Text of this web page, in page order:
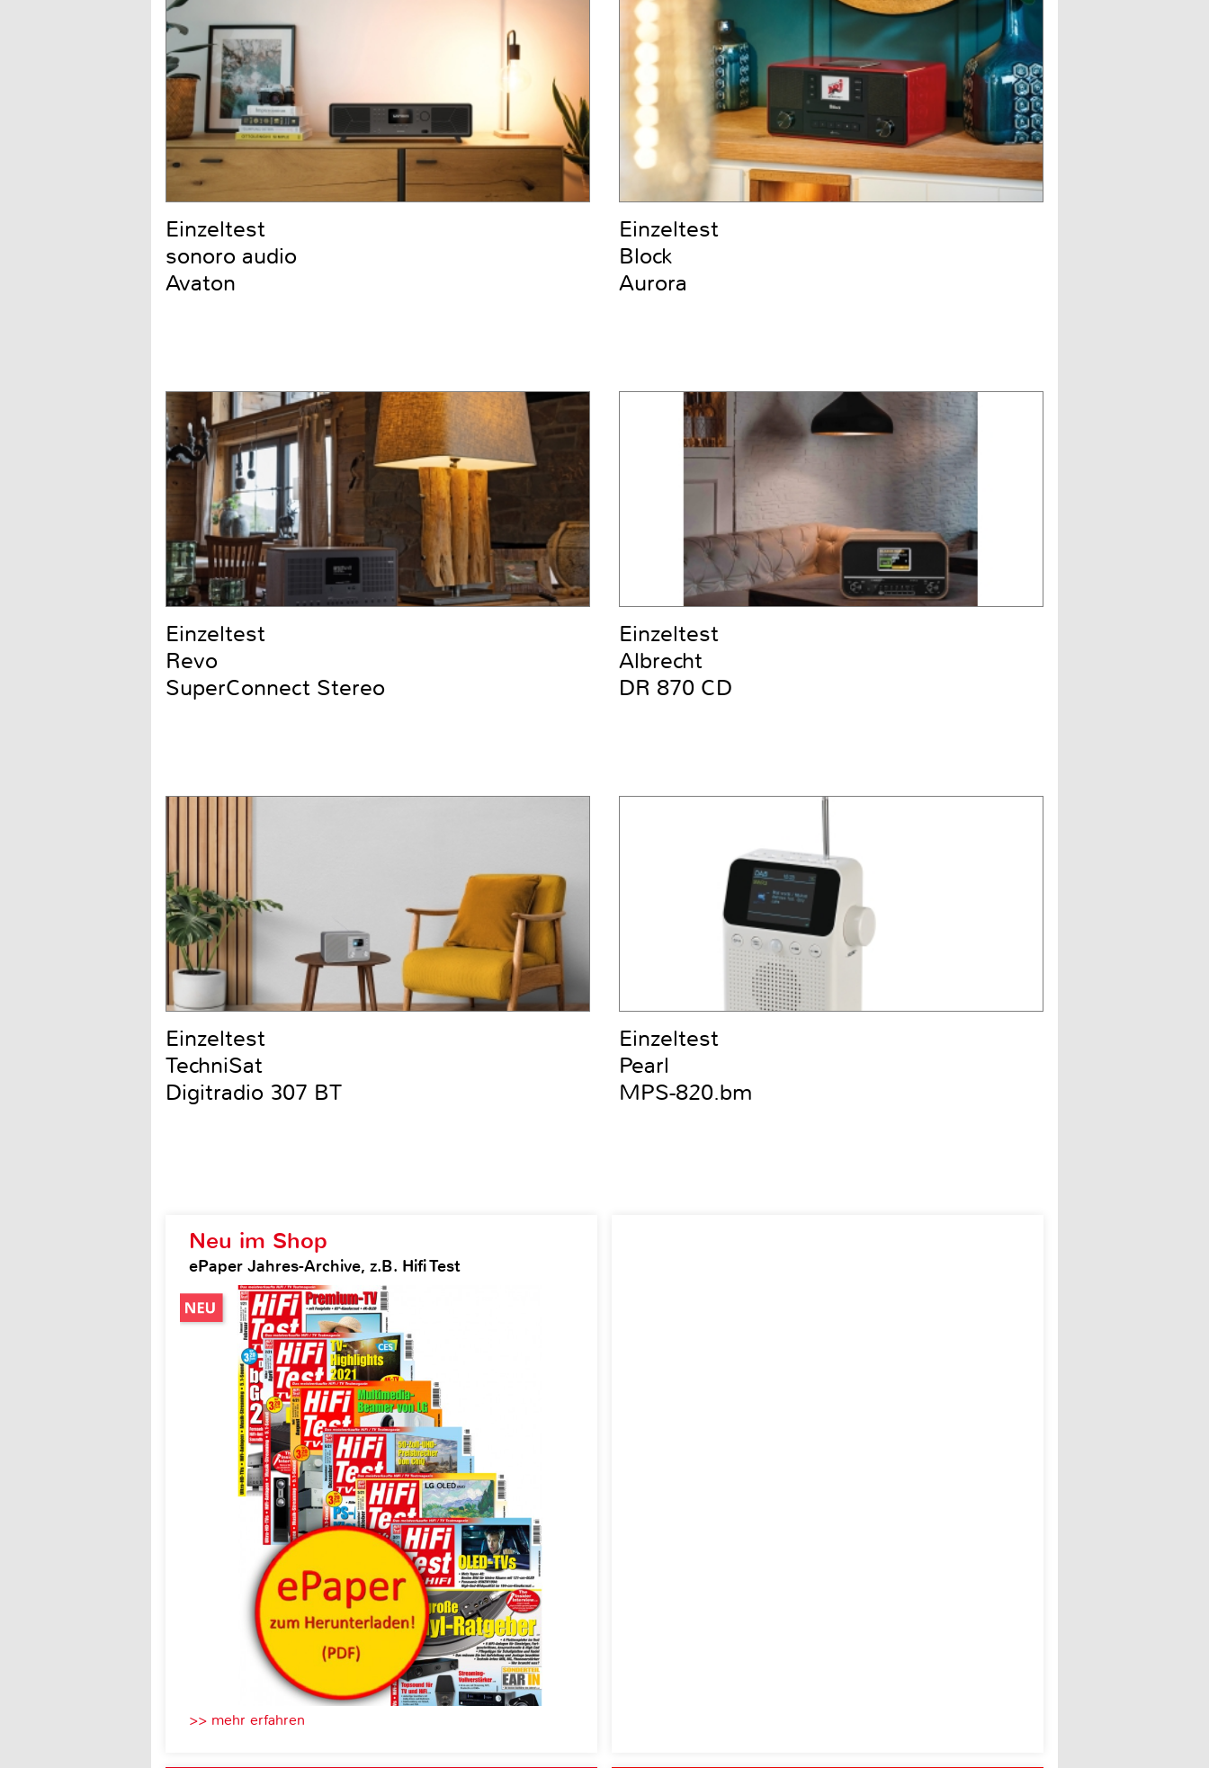
Neu im Shop
ePaper Jahres-Archive, z.B. Hifi Test
>> mehr erfahren
Einzeltest
sonoro audio
Avaton
Einzeltest
Block
Aurora
Einzeltest
Revo
SuperConnect Stereo
Einzeltest
Albrecht
DR 870 CD
Einzeltest
TechniSat
Digitradio 307 BT
Einzeltest
Pearl
MPS-820.bm